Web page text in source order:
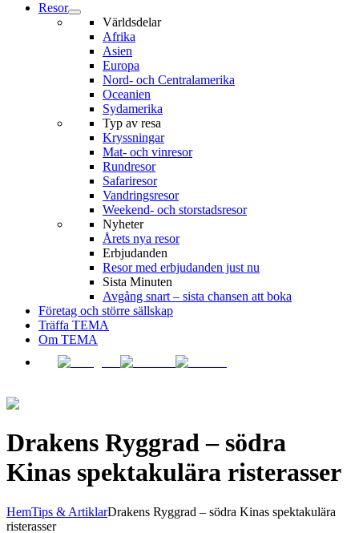
Resor
Världsdelar
Afrika
Asien
Europa
Nord- och Centralamerika
Oceanien
Sydamerika
Typ av resa
Kryssningar
Mat- och vinresor
Rundresor
Safariresor
Vandringsresor
Weekend- och storstadsresor
Nyheter
Årets nya resor
Erbjudanden
Resor med erbjudanden just nu
Sista Minuten
Avgång snart – sista chansen att boka
Företag och större sällskap
Träffa TEMA
Om TEMA
Drakens Ryggrad – södra
Kinas spektakulära risterasser
HemTips & ArtiklarDrakens Ryggrad – södra Kinas spektakulära
risterasser